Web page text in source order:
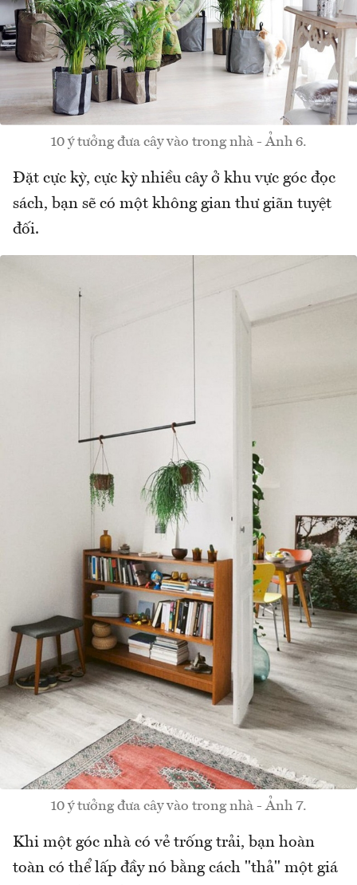
10 ý tưởng đưa cây vào trong nhà - Ảnh 6.
Đặt cực kỳ, cực kỳ nhiều cây ở khu vực góc đọc
sách, bạn sẽ có một không gian thư giãn tuyệt
đối.
10 ý tưởng đưa cây vào trong nhà - Ảnh 7.
Khi một góc nhà có vẻ trống trải, bạn hoàn
toàn có thể lấp đầy nó bằng cách "thả" một giá